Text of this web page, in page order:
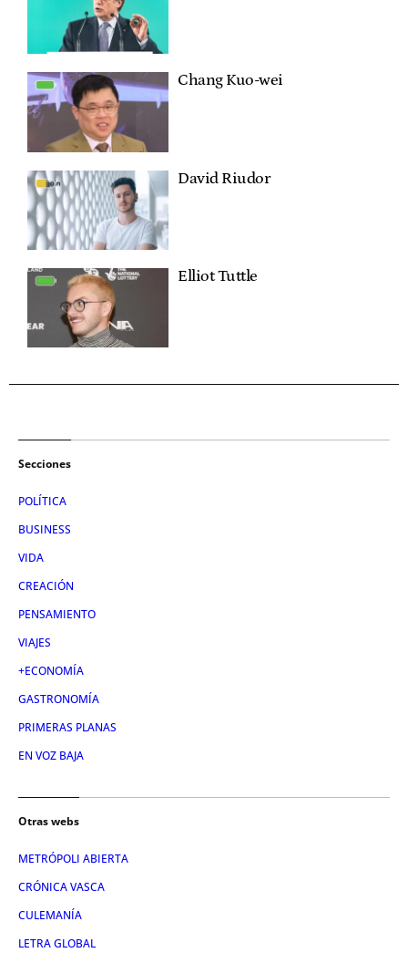
Chang Kuo-wei
David Riudor
Elliot Tuttle
Secciones
POLÍTICA
BUSINESS
VIDA
CREACIÓN
PENSAMIENTO
VIAJES
+ECONOMÍA
GASTRONOMÍA
PRIMERAS PLANAS
EN VOZ BAJA
Otras webs
METRÓPOLI ABIERTA
CRÓNICA VASCA
CULEMANÍA
LETRA GLOBAL